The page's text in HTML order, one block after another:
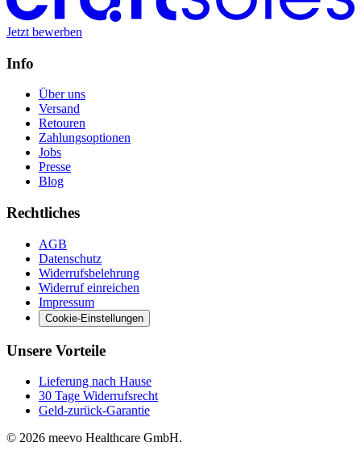
Jetzt bewerben
Info
Über uns
Versand
Retouren
Zahlungsoptionen
Jobs
Presse
Blog
Rechtliches
AGB
Datenschutz
Widerrufsbelehrung
Widerruf einreichen
Impressum
Cookie-Einstellungen
Unsere Vorteile
Lieferung nach Hause
30 Tage Widerrufsrecht
Geld-zurück-Garantie
© 2026 meevo Healthcare GmbH.